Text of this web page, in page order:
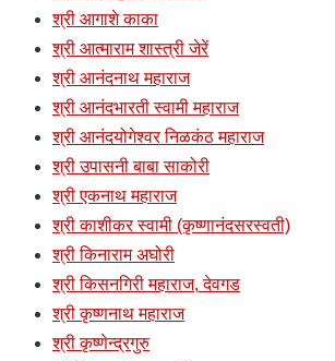
श्री आगाशे काका
श्री आत्माराम शास्त्री जेरें
श्री आनंदनाथ महाराज
श्री आनंदभारती स्वामी महाराज
श्री आनंदयोगेश्वर निळकंठ महाराज
श्री उपासनी बाबा साकोरी
श्री एकनाथ महाराज
श्री काशीकर स्वामी (कृष्णानंदसरस्वती)
श्री किनाराम अघोरी
श्री किसनगिरी महाराज, देवगड
श्री कृष्णनाथ महाराज
श्री कृष्णेन्द्रगुरु